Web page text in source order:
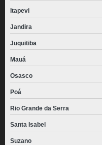
Itapevi
Jandira
Juquitiba
Mauá
Osasco
Poá
Rio Grande da Serra
Santa Isabel
Suzano